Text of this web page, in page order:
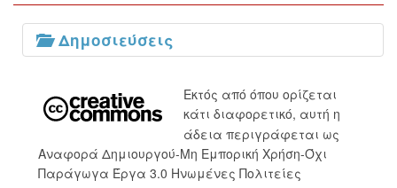
Δημοσιεύσεις
Εκτός από όπου ορίζεται
κάτι διαφορετικό, αυτή η
άδεια περιγράφεται ως
Αναφορά Δημιουργού-Μη Εμπορική Χρήση-Όχι
Παράγωγα Έργα 3.0 Ηνωμένες Πολιτείες